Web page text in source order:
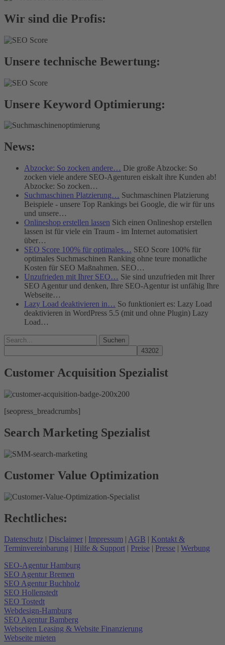
Wir sind die Profis:
Unsere technische Bewertung:
Unsere Keyword Optimierung:
News:
Abzocke: So zocken andere… Die große Abzocke: So
zocken viele andere SEO-Agenturen eiskalt ihre Kunden ab!
Abzocke: So zocken…
Suchmaschinen Platzierung… Suchmaschinen Platzierung
Beispiele - unsere Top Rankings bei Google, die wir für uns
und unsere…
Onlineshop erstellen lassen Sich einen Onlineshop erstellen
lassen ist für viele ein Traum - im Internet automatisiert
über…
SEO Score 100% für optimales… SEO Score 100% für
optimales Suchmaschinen Ranking ohne teure monatliche
Kosten für SEO Maßnahmen. SEO…
Unzufrieden mit Ihrer SEO… Sie sind unzufrieden mit Ihrer
SEO Agentur und denken, Ihre SEO-Agentur ist unfähig Ihre
Webseite…
Lazy Load deaktivieren in… So funktioniert es: Lazy Load
deaktivieren in WordPress 5.5 (mit und ohne Plugin) Lazy
Load…
Suchen
nach:
Customer Acquisition Spezialist
[seopress_breadcrumbs]
Search Marketing Spezialist
Customer Value Optimization
Rechtliches:
Datenschutz Disclaimer Impressum AGB
Kontakt &
Terminvereinbarung
Hilfe & Support Preise Presse
Werbung
SEO-Agentur Hamburg
SEO Agentur Bremen
SEO Agentur Buchholz
SEO Hollenstedt
SEO Tostedt
Webdesign-Hamburg
SEO Agentur Bamberg
Webseiten Leasing & Website Finanzierung
Webseite mieten